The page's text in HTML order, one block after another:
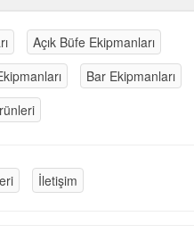
Açık Büfe Ekipmanları
Bar Ekipmanları
İletişim